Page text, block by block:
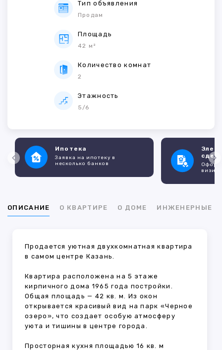
Тип объявления
Продам
Площадь
42 м²
Количество комнат
2
Этажность
5/6
Ипотека
Заявка на ипотеку в
несколько банков
ОПИСАНИЕ О КВАРТИРЕ О ДОМЕ ИНЖЕНЕРНЫЕ
Продается уютная двухкомнатная квартира
в самом центре Казань.
Квартира расположена на 5 этаже
кирпичного дома 1965 года постройки.
Общая площадь — 42 кв. м. Из окон
открывается красивый вид на парк «Черное
озеро», что создает особую атмосферу
уюта и тишины в центре города.
Просторная кухня площадью 16 кв. м